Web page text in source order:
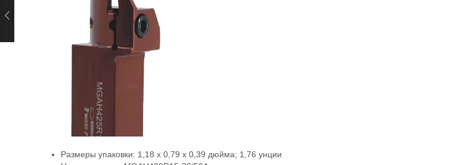
Размеры упаковки: 1,18 x 0,79 x 0,39 дюйма; 1,76 унции